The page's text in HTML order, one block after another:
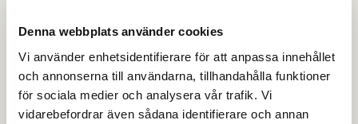
Denna webbplats använder cookies
Vi använder enhetsidentifierare för att anpassa innehållet
och annonserna till användarna, tillhandahålla funktioner
för sociala medier och analysera vår trafik. Vi
vidarebefordrar även sådana identifierare och annan
för kalkningsverksamhet i Norberg:
Böloxen
Lilla Fjällingstjärnen